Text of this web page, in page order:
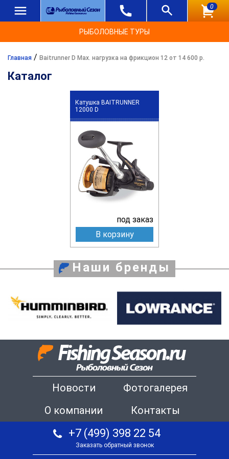
0
РЫБОЛОВНЫЕ ТУРЫ
Главная / Baitrunner D Max. нагрузка на фрикцион 12 от 14 600 р.
Каталог
Катушка BAITRUNNER
12000 D
под заказ
В корзину
Наши бренды
Новости
Фотогалерея
О компании
Контакты
+7 (499) 398 22 54
Заказать обратный звонок